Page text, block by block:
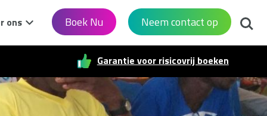
ons Boek Nu Neem contact op Zoek
Garantie voor risicovrij boeken